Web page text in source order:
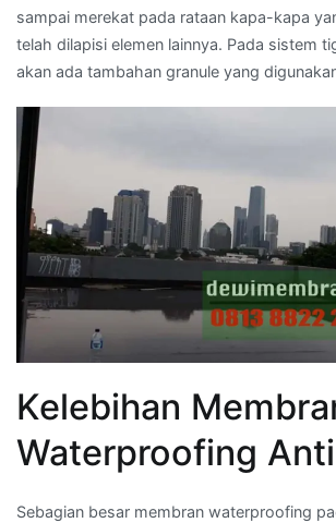
sampai merekat pada rataan kapa-kapa
telah dilapisi elemen lainnya. Pada sistem
akan ada tambahan granule yang
Kelebihan
Waterproofing
Sebagian besar membran waterproofing